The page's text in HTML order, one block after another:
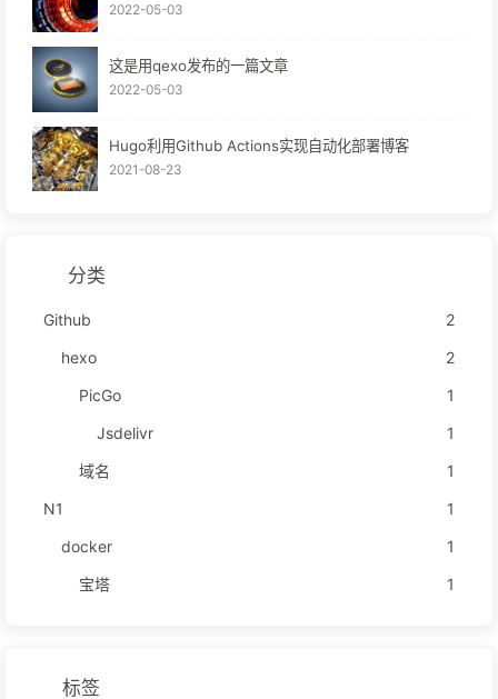
2022-05-03
这是用qexo发布的一篇文章
2022-05-03
Hugo利用Github Actions实现自动化部署博客
2021-08-23
分类
Github
2
hexo
2
PicGo
1
Jsdelivr
1
域名
1
N1
1
docker
1
宝塔
1
标签